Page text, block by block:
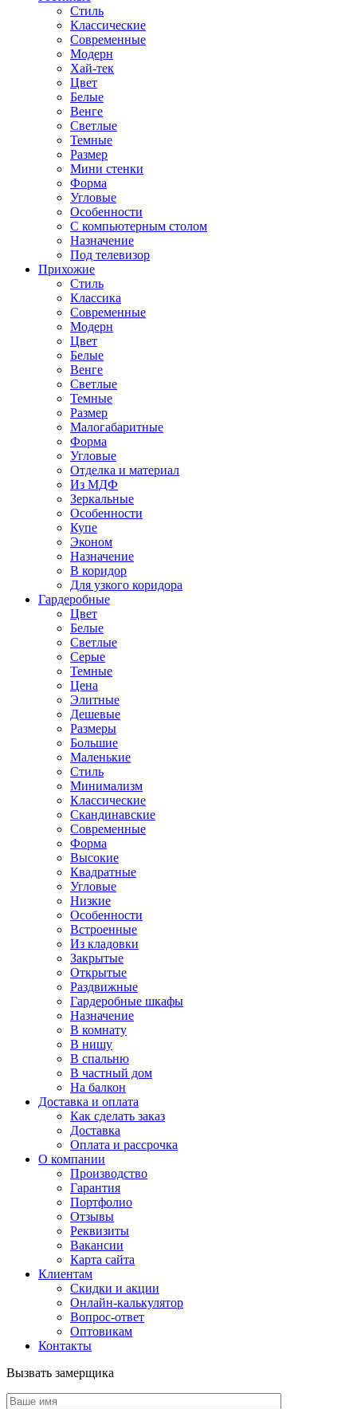
Стиль
Классические
Современные
Модерн
Хай-тек
Цвет
Белые
Венге
Светлые
Темные
Размер
Мини стенки
Форма
Угловые
Особенности
С компьютерным столом
Назначение
Под телевизор
Прихожие
Стиль
Классика
Современные
Модерн
Цвет
Белые
Венге
Светлые
Темные
Размер
Малогабаритные
Форма
Угловые
Отделка и материал
Из МДФ
Зеркальные
Особенности
Купе
Эконом
Назначение
В коридор
Для узкого коридора
Гардеробные
Цвет
Белые
Светлые
Серые
Темные
Цена
Элитные
Дешевые
Размеры
Большие
Маленькие
Стиль
Минимализм
Классические
Скандинавские
Современные
Форма
Высокие
Квадратные
Угловые
Низкие
Особенности
Встроенные
Из кладовки
Закрытые
Открытые
Раздвижные
Гардеробные шкафы
Назначение
В комнату
В нишу
В спальню
В частный дом
На балкон
Доставка и оплата
Как сделать заказ
Доставка
Оплата и рассрочка
О компании
Производство
Гарантия
Портфолио
Отзывы
Реквизиты
Вакансии
Карта сайта
Клиентам
Скидки и акции
Онлайн-калькулятор
Вопрос-ответ
Оптовикам
Контакты
Вызвать замерщика